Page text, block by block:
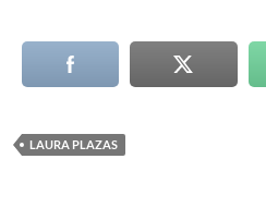
LAURA PLAZAS